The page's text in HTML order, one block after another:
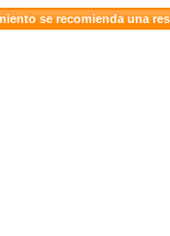
se recomienda una